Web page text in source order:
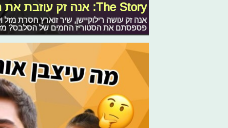
The Story: אנה זק עוזבת את הארץ?!
אנה זק עושה רילוקיישן, שיר זוארץ חסרת
פספסתם את הסטוריז החמים של הסלבס?